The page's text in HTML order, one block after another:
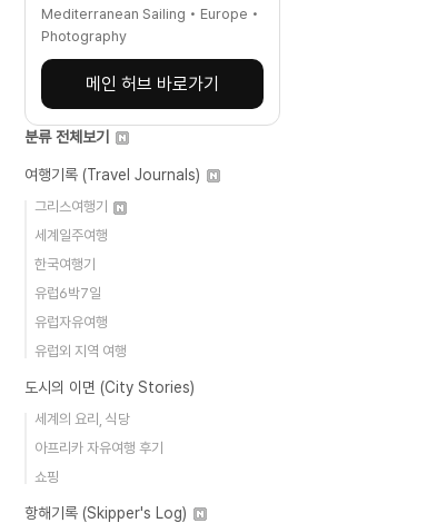
Mediterranean Sailing • Europe •
Photography
메인 허브 바로가기
분류 전체보기
여행기록 (Travel Journals)
그리스여행기
세계일주여행
한국여행기
유럽6박7일
유럽자유여행
유럽외 지역 여행
도시의 이면 (City Stories)
세계의 요리, 식당
아프리카 자유여행 후기
쇼핑
항해기록 (Skipper's Log)